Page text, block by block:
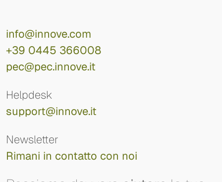
info@innove.com
+39 0445 366008
pec@pec.innove.it
Helpdesk
support@innove.it
Newsletter
Rimani in contatto con noi